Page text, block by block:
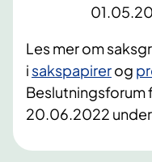
Les mer om
i sakspapirerog
Beslutningsforum
20.06.2022